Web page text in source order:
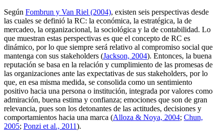
Según Fombrun y Van Riel (2004), existen seis perspectivas desde
las cuales se definió la RC: la económica, la estratégica, la de
mercadeo, la organizacional, la sociológica y la de contabilidad. Lo
que muestran estas perspectivas es que el concepto de RC es
dinámico, por lo que siempre será relativo al compromiso social que
mantenga con sus stakeholders (Jackson, 2004). Entonces, la buena
reputación se basa en la relación y cumplimiento de las promesas de
las organizaciones ante las expectativas de sus stakeholders, por lo
que, en esa misma medida, se consolida como un sentimiento
positivo hacia una persona o institución, integrada por valores como
admiración, buena estima y confianza; emociones que son de gran
relevancia, pues son los detonantes de las actitudes, decisiones y
comportamientos hacia una marca (Alloza & Noya, 2004; Chun,
2005; Ponzi et al., 2011).